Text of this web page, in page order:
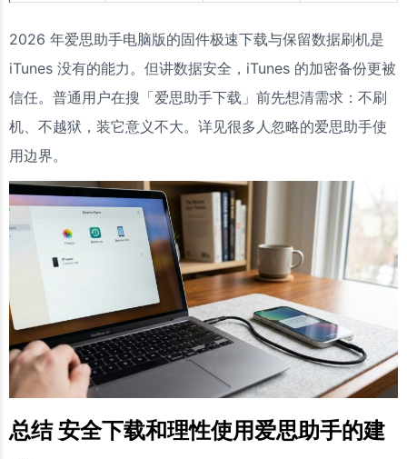
2026 年爱思助手电脑版的固件极速下载与保留数据刷机是
iTunes 没有的能力。但讲数据安全，iTunes 的加密备份更被
信任。普通用户在搜「爱思助手下载」前先想清需求：不刷
机、不越狱，装它意义不大。详见很多人忽略的爱思助手使
用边界。
总结 安全下载和理性使用爱思助手的建